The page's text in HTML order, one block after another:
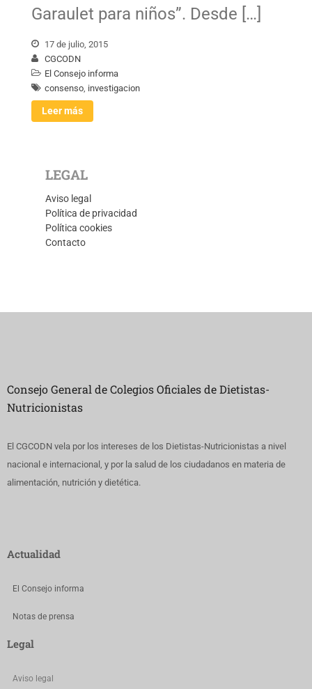
Garaulet para niños”. Desde […]
17 de julio, 2015
CGCODN
El Consejo informa
consenso, investigacion
Leer más
LEGAL
Aviso legal
Política de privacidad
Política cookies
Contacto
Consejo General de Colegios Oficiales de Dietistas-
Nutricionistas
El CGCODN vela por los intereses de los Dietistas-Nutricionistas a nivel
nacional e internacional, y por la salud de los ciudadanos en materia de
alimentación, nutrición y dietética.
Actualidad
El Consejo informa
Notas de prensa
Legal
Aviso legal